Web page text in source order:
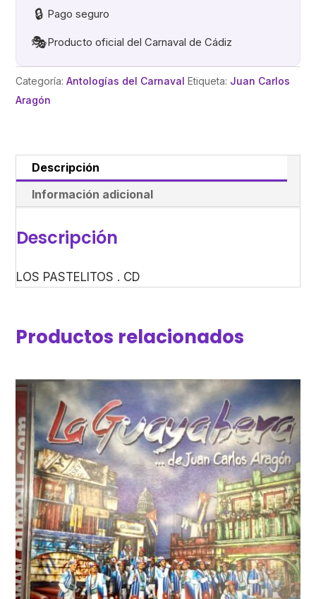
🔒 Pago seguro
🎭Producto oficial del Carnaval de Cádiz
Categoría:Antologías del Carnaval Etiqueta: Juan Carlos
Aragón
Descripción
Información adicional
Descripción
LOS PASTELITOS . CD
Productos relacionados